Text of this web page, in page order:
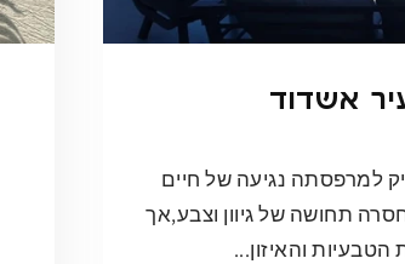
אשדוד
למרפסתה נגיעה של חיים
תחושה של גיוון וצבע,אך
והאיזון...